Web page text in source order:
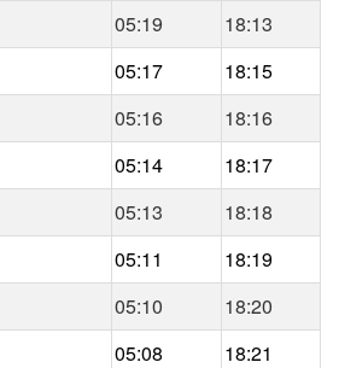
05:19
18:13
05:17
18:15
05:16
18:16
05:14
18:17
05:13
18:18
05:11
18:19
05:10
18:20
05:08
18:21